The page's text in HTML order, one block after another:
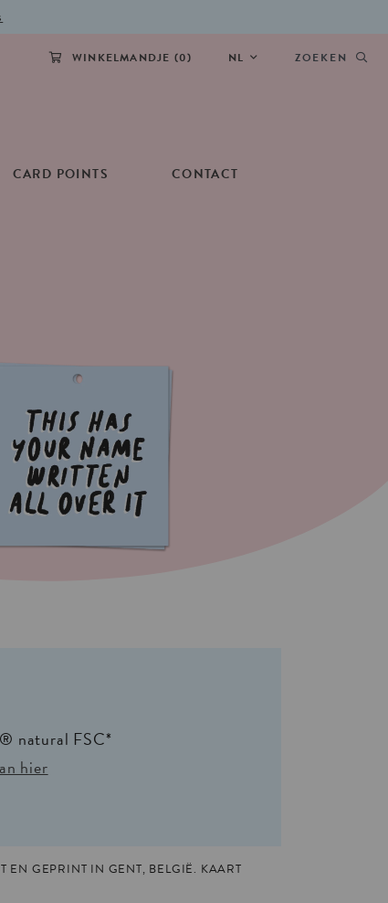
WINKELMANDJE (0) NL ZOEKEN
CARD POINTS CONTACT
natural FSC*
hier
EN GEPRINT IN GENT, BELGIË. KAART